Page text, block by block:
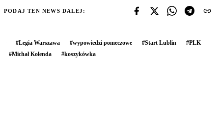
PODAJ TEN NEWS DALEJ:
#Legia Warszawa #wypowiedzi pomeczowe #Start Lublin #PLK
#Michał Kolenda #koszykówka